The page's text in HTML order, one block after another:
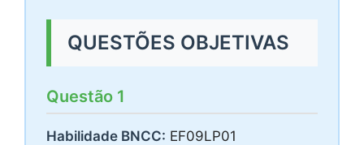
QUESTÕES OBJETIVAS
Questão 1
Habilidade BNCC: EF09LP01